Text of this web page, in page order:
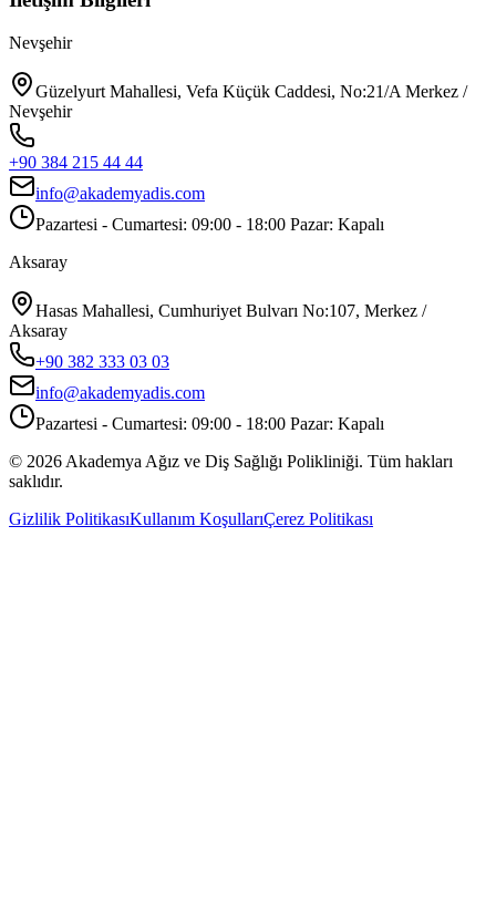
Nevşehir
Güzelyurt Mahallesi, Vefa Küçük Caddesi, No:21/A Merkez /
Nevşehir
+90 384 215 44 44
info@akademyadis.com
Pazartesi - Cumartesi: 09:00 - 18:00 Pazar: Kapalı
Aksaray
Hasas Mahallesi, Cumhuriyet Bulvarı No:107, Merkez /
Aksaray
+90 382 333 03 03
info@akademyadis.com
Pazartesi - Cumartesi: 09:00 - 18:00 Pazar: Kapalı
© 2026 Akademya Ağız ve Diş Sağlığı Polikliniği. Tüm hakları
saklıdır.
Gizlilik PolitikasıKullanım KoşullarıÇerez Politikası